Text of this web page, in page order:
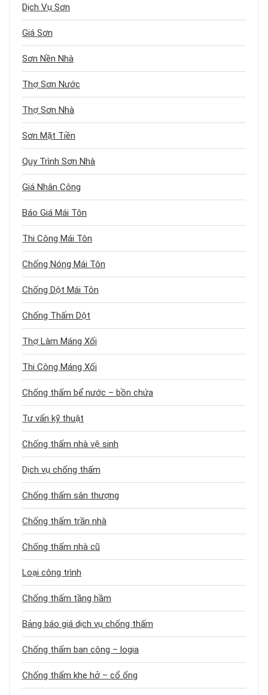
Dịch Vụ Sơn
Giá Sơn
Sơn Nền Nhà
Thợ Sơn Nước
Thợ Sơn Nhà
Sơn Mặt Tiền
Quy Trình Sơn Nhà
Giá Nhân Công
Báo Giá Mái Tôn
Thi Công Mái Tôn
Chống Nóng Mái Tôn
Chống Dột Mái Tôn
Chống Thấm Dột
Thợ Làm Máng Xối
Thi Công Máng Xối
Chống thấm bể nước – bồn chứa
Tư vấn kỹ thuật
Chống thấm nhà vệ sinh
Dịch vụ chống thấm
Chống thấm sân thượng
Chống thấm trần nhà
Chống thấm nhà cũ
Loại công trình
Chống thấm tầng hầm
Bảng báo giá dịch vụ chống thấm
Chống thấm ban công – logia
Chống thấm khe hở – cổ ống